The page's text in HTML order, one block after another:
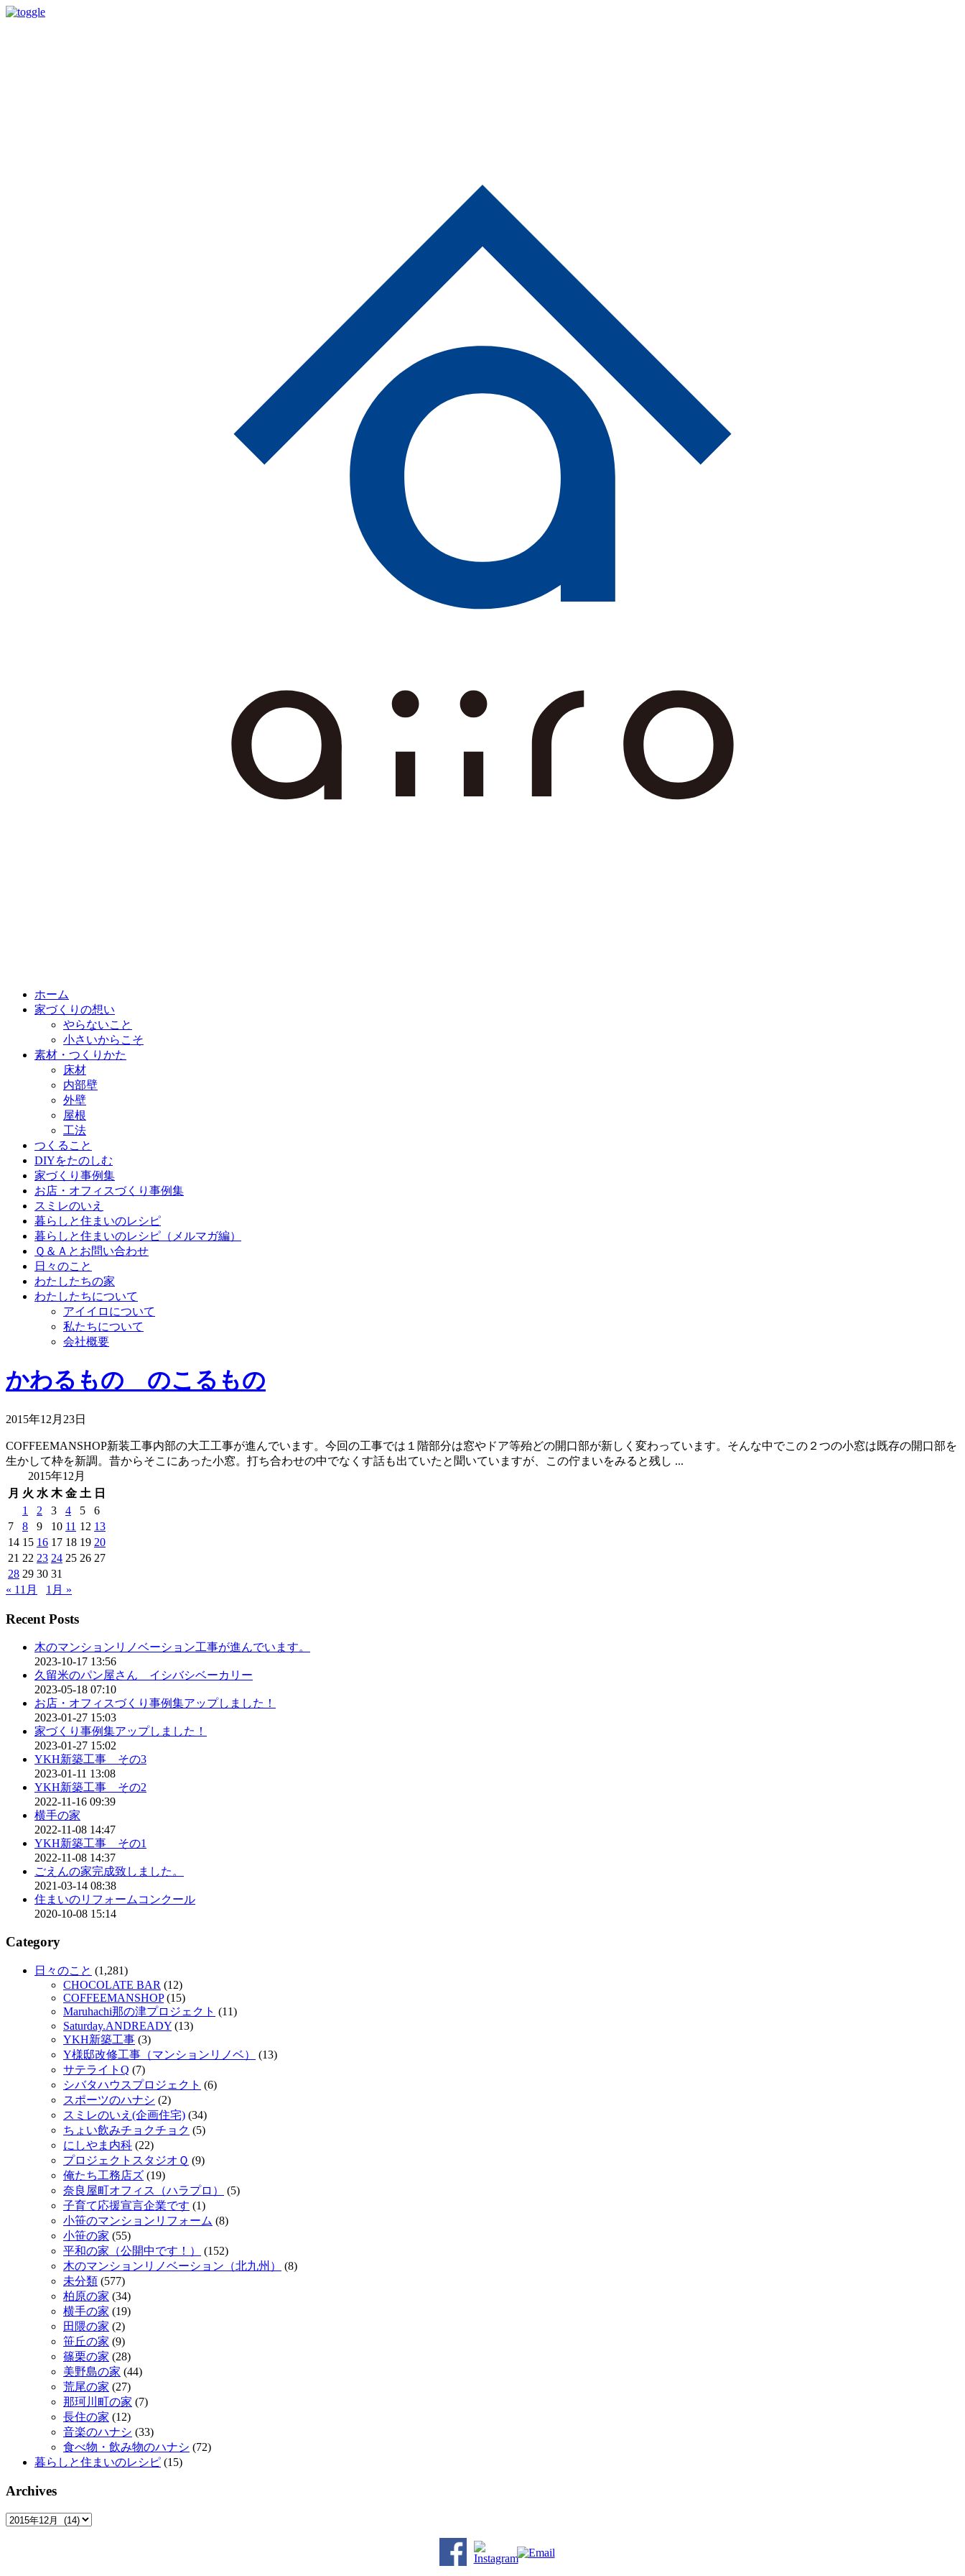
ホーム
家づくりの想い
やらないこと
小さいからこそ
素材・つくりかた
床材
内部壁
外壁
屋根
工法
つくること
DIYをたのしむ
家づくり事例集
お店・オフィスづくり事例集
スミレのいえ
暮らしと住まいのレシピ
暮らしと住まいのレシピ（メルマガ編）
Ｑ＆Ａとお問い合わせ
日々のこと
わたしたちの家
わたしたちについて
アイイロについて
私たちについて
会社概要
かわるもの のこるもの
2015年12月23日
COFFEEMANSHOP新装工事内部の大工工事が進んでいます。今回の工事では１階部分は窓やドア等殆どの開口部が新しく変わっています。そんな中でこの２つの小窓は既存の開口部を
生かして枠を新調。昔からそこにあった小窓。打ち合わせの中でなくす話も出ていたと聞いていますが、この佇まいをみると残し ...
2015年12月
月 火 水 木 金 土 日
1
2 3 4 5
6
7
8 9 10 11 12 13
14 15 16 17 18 19 20
21 22 23 24 25 26 27
28 29 30 31
« 11月
1月 »
Recent Posts
木のマンションリノベーション工事が進んでいます。
2023-10-17 13:56
久留米のパン屋さん イシバシベーカリー
2023-05-18 07:10
お店・オフィスづくり事例集アップしました！
2023-01-27 15:03
家づくり事例集アップしました！
2023-01-27 15:02
YKH新築工事 その3
2023-01-11 13:08
YKH新築工事 その2
2022-11-16 09:39
横手の家
2022-11-08 14:47
YKH新築工事 その1
2022-11-08 14:37
ごえんの家完成致しました。
2021-03-14 08:38
住まいのリフォームコンクール
2020-10-08 15:14
Category
日々のこと (1,281)
CHOCOLATE BAR (12)
COFFEEMANSHOP(15)
Maruhachi那の津プロジェクト (11)
Saturday.ANDREADY (13)
YKH新築工事 (3)
Y様邸改修工事（マンションリノベ）
(13)
サテライトQ (7)
シバタハウスプロジェクト (6)
スポーツのハナシ (2)
スミレのいえ(企画住宅) (34)
ちょい飲みチョクチョク (5)
にしやま内科 (22)
プロジェクトスタジオＱ (9)
俺たち工務店ズ (19)
奈良屋町オフィス（ハラプロ）
(5)
子育て応援宣言企業です (1)
小笹のマンションリフォーム (8)
小笹の家 (55)
平和の家（公開中です！）
(152)
木のマンションリノベーション（北九州）
(8)
未分類 (577)
柏原の家 (34)
横手の家 (19)
田隈の家 (2)
笹丘の家 (9)
篠栗の家 (28)
美野島の家 (44)
荒尾の家 (27)
那珂川町の家 (7)
長住の家 (12)
音楽のハナシ (33)
食べ物・飲み物のハナシ (72)
暮らしと住まいのレシピ (15)
Archives
Archives